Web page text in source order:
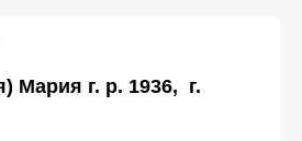
Мария г. р. 1936, г.